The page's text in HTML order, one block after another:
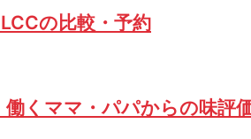
の比較・予約
くママ・パパからの味評